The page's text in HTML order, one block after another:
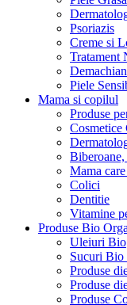
Psoriazis
Creme si
Tratament
Piele
Mama si copilul
Produse
Cosmetice
Mama
Colici
Dentitie
Vitamine
Produse Bio
Uleiuri Bio
Sucuri Bio
Produse
Produse
Produse